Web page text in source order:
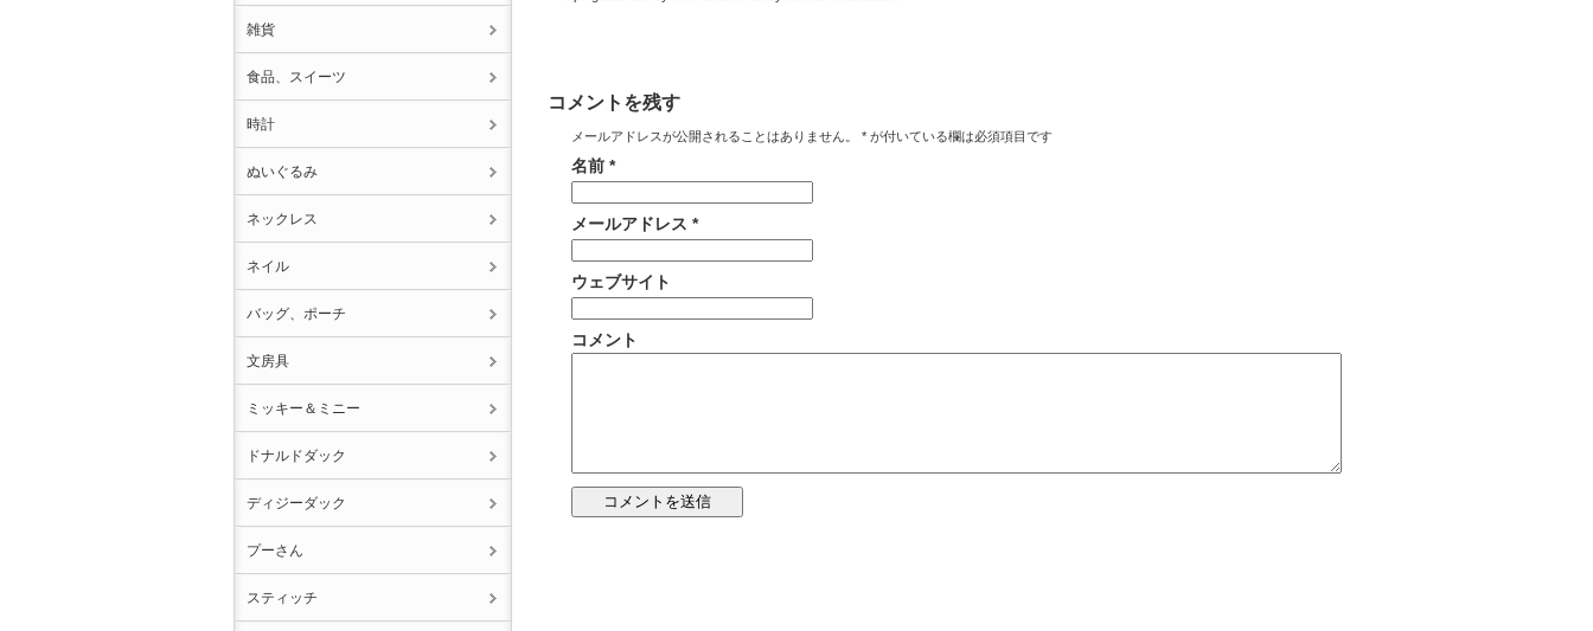
コメントを残す
メールアドレスが公開されることはありません。 * が付いている欄は必須項目です
名前 *
メールアドレス *
ウェブサイト
コメント
雑貨
食品、スイーツ
時計
ぬいぐるみ
ネックレス
ネイル
バッグ、ポーチ
文房具
ミッキー＆ミニー
ドナルドダック
ディジーダック
プーさん
スティッチ